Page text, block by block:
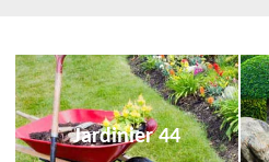
Jardinier 44